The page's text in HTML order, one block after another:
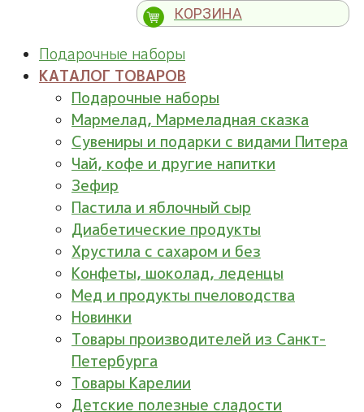
КОРЗИНА
Подарочные наборы
КАТАЛОГ ТОВАРОВ
Подарочные наборы
Мармелад, Мармеладная сказка
Сувениры и подарки с видами Питера
Чай, кофе и другие напитки
Зефир
Пастила и яблочный сыр
Диабетические продукты
Хрустила с сахаром и без
Конфеты, шоколад, леденцы
Мед и продукты пчеловодства
Новинки
Товары производителей из Санкт-
Петербурга
Товары Карелии
Детские полезные сладости